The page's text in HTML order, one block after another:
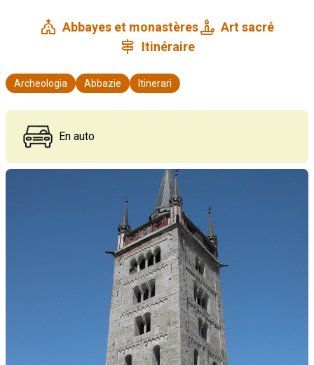
church Abbayes et monastèrescandle Art sacré
signpost Itinéraire
Archeologia Abbazie Itinerari
En auto